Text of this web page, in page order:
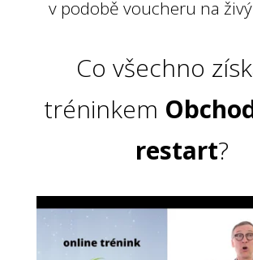
v podobě voucheru na
Co všechno
tréninkem
restart?